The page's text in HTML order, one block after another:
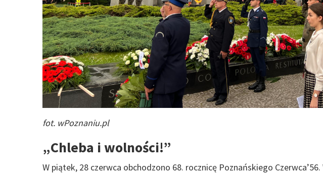
fot. wPoznaniu.pl
„Chleba i wolności!”
W piątek, 28 czerwca obchodzono 68. rocznicę Poznańskiego